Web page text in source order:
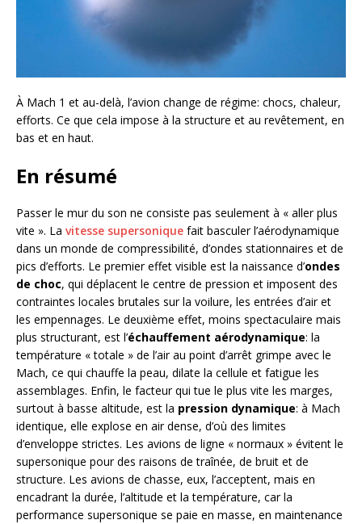
À Mach 1 et au-delà, l’avion change de régime: chocs, chaleur,
efforts. Ce que cela impose à la structure et au revêtement, en
bas et en haut.
En résumé
Passer le mur du son ne consiste pas seulement à « aller plus
vite ». La vitesse supersonique fait basculer l’aérodynamique
dans un monde de compressibilité, d’ondes stationnaires et de
pics d’efforts. Le premier effet visible est la naissance d’ondes
de choc, qui déplacent le centre de pression et imposent des
contraintes locales brutales sur la voilure, les entrées d’air et
les empennages. Le deuxième effet, moins spectaculaire mais
plus structurant, est l’échauffement aérodynamique: la
température « totale » de l’air au point d’arrêt grimpe avec le
Mach, ce qui chauffe la peau, dilate la cellule et fatigue les
assemblages. Enfin, le facteur qui tue le plus vite les marges,
surtout à basse altitude, est la pression dynamique: à Mach
identique, elle explose en air dense, d’où des limites
d’enveloppe strictes. Les avions de ligne « normaux » évitent le
supersonique pour des raisons de traînée, de bruit et de
structure. Les avions de chasse, eux, l’acceptent, mais en
encadrant la durée, l’altitude et la température, car la
performance supersonique se paie en masse, en maintenance